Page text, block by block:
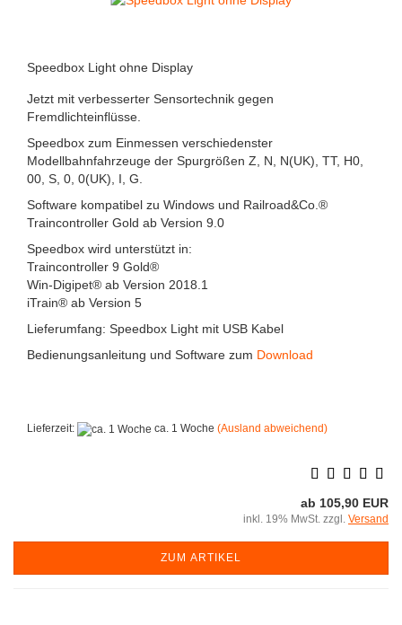
Speedbox Light ohne Display
Jetzt mit verbesserter Sensortechnik gegen
Fremdlichteinflüsse.
Speedbox zum Einmessen verschiedenster
Modellbahnfahrzeuge der Spurgrößen Z, N, N(UK), TT, H0,
00, S, 0, 0(UK), I, G.
Software kompatibel zu Windows und Railroad&Co.®
Traincontroller Gold ab Version 9.0
Speedbox wird unterstützt in:
Traincontroller 9 Gold®
Win-Digipet® ab Version 2018.1
iTrain® ab Version 5
Lieferumfang: Speedbox Light mit USB Kabel
Bedienungsanleitung und Software zum Download
Lieferzeit: ca. 1 Woche (Ausland abweichend)
ab 105,90 EUR
inkl. 19% MwSt. zzgl. Versand
ZUM ARTIKEL